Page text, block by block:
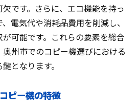
の失敗を避ける方法
慮した選択肢の選び方
で注意すべき現地要素
視した賢い選び方
ておくべき選び方のコツ
が求めるコピー機の条件
です。さらに、エコ機能を持っ
電気代や消耗品費用を削減し、
可能です。これらの要素を総合
州市でのコピー機選びにおける
となります。
ピー機の特徴